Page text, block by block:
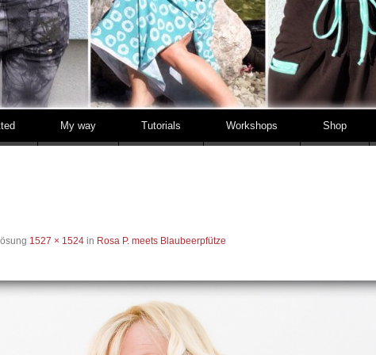
My way Tutorials Workshops Shop
1527 × 1524 in Rosa P. meets Blaubeerpfütze